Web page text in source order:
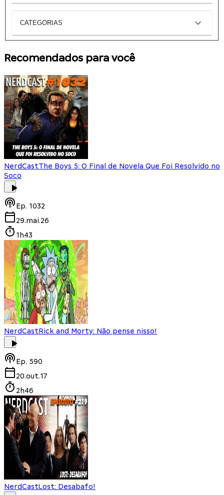
CATEGORIAS
Recomendados para você
NerdCastThe Boys 5: O Final de Novela Que Foi Resolvido no
Soco
Ep. 1032
29.mai.26
1h43
NerdCastRick and Morty: Não pense nisso!
Ep. 590
20.out.17
2h46
NerdCastLost: Desabafo!